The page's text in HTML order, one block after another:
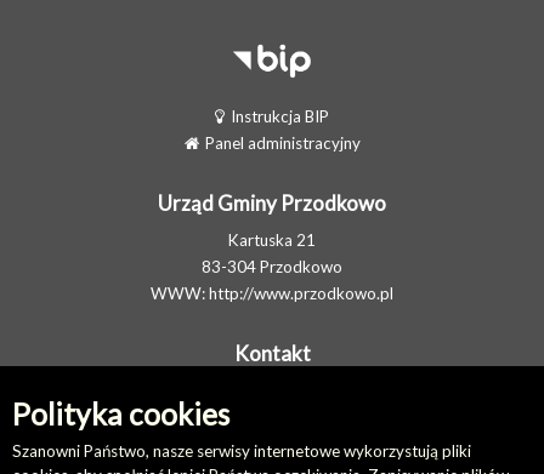
Polityka cookies
Szanowni Państwo, nasze serwisy internetowe wykorzystują pliki
Instrukcja BIP
Panel administracyjny
Urząd Gminy Przodkowo
Kartuska 21
83-304 Przodkowo
WWW:http://www.przodkowo.pl
Kontakt
E-MAIL:
Elektroniczna Skrzynka Podawcza